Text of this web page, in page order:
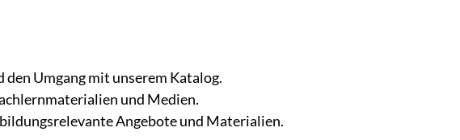
Umgang mit unserem Katalog.
und Medien.
Angebote und Materialien.